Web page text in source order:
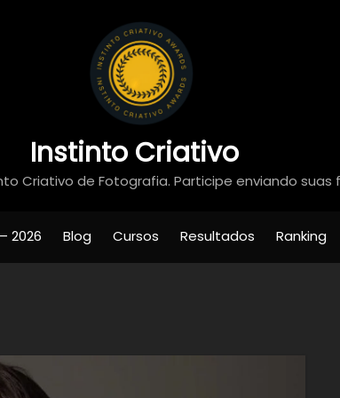
Instinto Criativo
Criativo de Fotografia. Participe enviando suas
2026 Blog Cursos Resultados Ranking